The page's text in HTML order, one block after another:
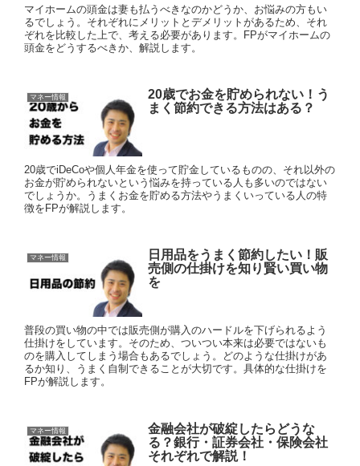
マイホームの頭金は妻も払うべきなのかどうか、お悩みの方もい
るでしょう。それぞれにメリットとデメリットがあるため、それ
ぞれを比較した上で、考える必要があります。FPがマイホームの
頭金をどうするべきか、解説します。
マネー情報
20歳でお金を貯められない！う
まく節約できる方法はある？
20歳でiDeCoや個人年金を使って貯金しているものの、それ以外の
お金が貯められないという悩みを持っている人も多いのではない
でしょうか。うまくお金を貯める方法やうまくいっている人の特
徴をFPが解説します。
マネー情報
日用品をうまく節約したい！販
売側の仕掛けを知り賢い買い物
を
普段の買い物の中では販売側が購入のハードルを下げられるよう
仕掛けをしています。そのため、ついつい本来は必要ではないも
のを購入してしまう場合もあるでしょう。どのような仕掛けがあ
るか知り、うまく自制できることが大切です。具体的な仕掛けを
FPが解説します。
マネー情報
金融会社が破綻したらどうな
る？銀行・証券会社・保険会社
それぞれで解説！